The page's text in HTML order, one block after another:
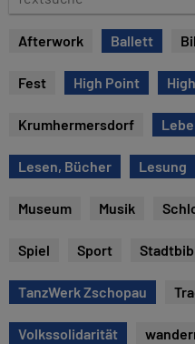
e
e
Afterwork Ballett
Fest High Point
Krumhermersdorf
Lesen, Bücher Lesung
Museum Musik
Spiel Sport
TanzWerk Zschopau
Volkssolidarität